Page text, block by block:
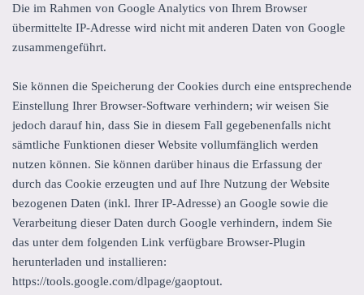
Die im Rahmen von Google Analytics von Ihrem Browser
übermittelte IP-Adresse wird nicht mit anderen Daten von Google
zusammengeführt.
Sie können die Speicherung der Cookies durch eine entsprechende
Einstellung Ihrer Browser-Software verhindern; wir weisen Sie
jedoch darauf hin, dass Sie in diesem Fall gegebenenfalls nicht
sämtliche Funktionen dieser Website vollumfänglich werden
nutzen können. Sie können darüber hinaus die Erfassung der
durch das Cookie erzeugten und auf Ihre Nutzung der Website
bezogenen Daten (inkl. Ihrer IP-Adresse) an Google sowie die
Verarbeitung dieser Daten durch Google verhindern, indem Sie
das unter dem folgenden Link verfügbare Browser-Plugin
herunterladen und installieren:
https://tools.google.com/dlpage/gaoptout.